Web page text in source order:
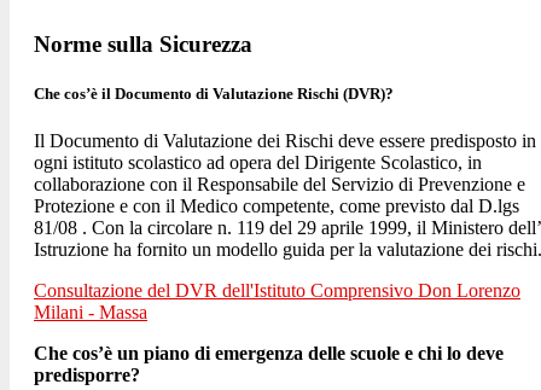
Norme sulla Sicurezza
Che cos’è il Documento di Valutazione Rischi (DVR)?
Il Documento di Valutazione dei Rischi deve essere predisposto in
ogni istituto scolastico ad opera del Dirigente Scolastico, in
collaborazione con il Responsabile del Servizio di Prevenzione e
Protezione e con il Medico competente, come previsto dal D.lgs
81/08 . Con la circolare n. 119 del 29 aprile 1999, il Ministero dell’
Istruzione ha fornito un modello guida per la valutazione dei rischi.
Consultazione del DVR dell'Istituto Comprensivo Don Lorenzo
Milani - Massa
Che cos’è un piano di emergenza delle scuole e chi lo deve
predisporre?